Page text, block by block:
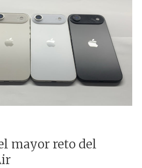
mayor reto del